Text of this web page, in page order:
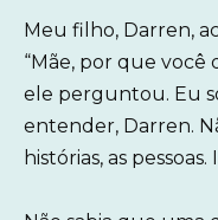
Meu filho, Darren,
“Mãe, por que você
ele perguntou. Eu
entender, Darren.
histórias, as